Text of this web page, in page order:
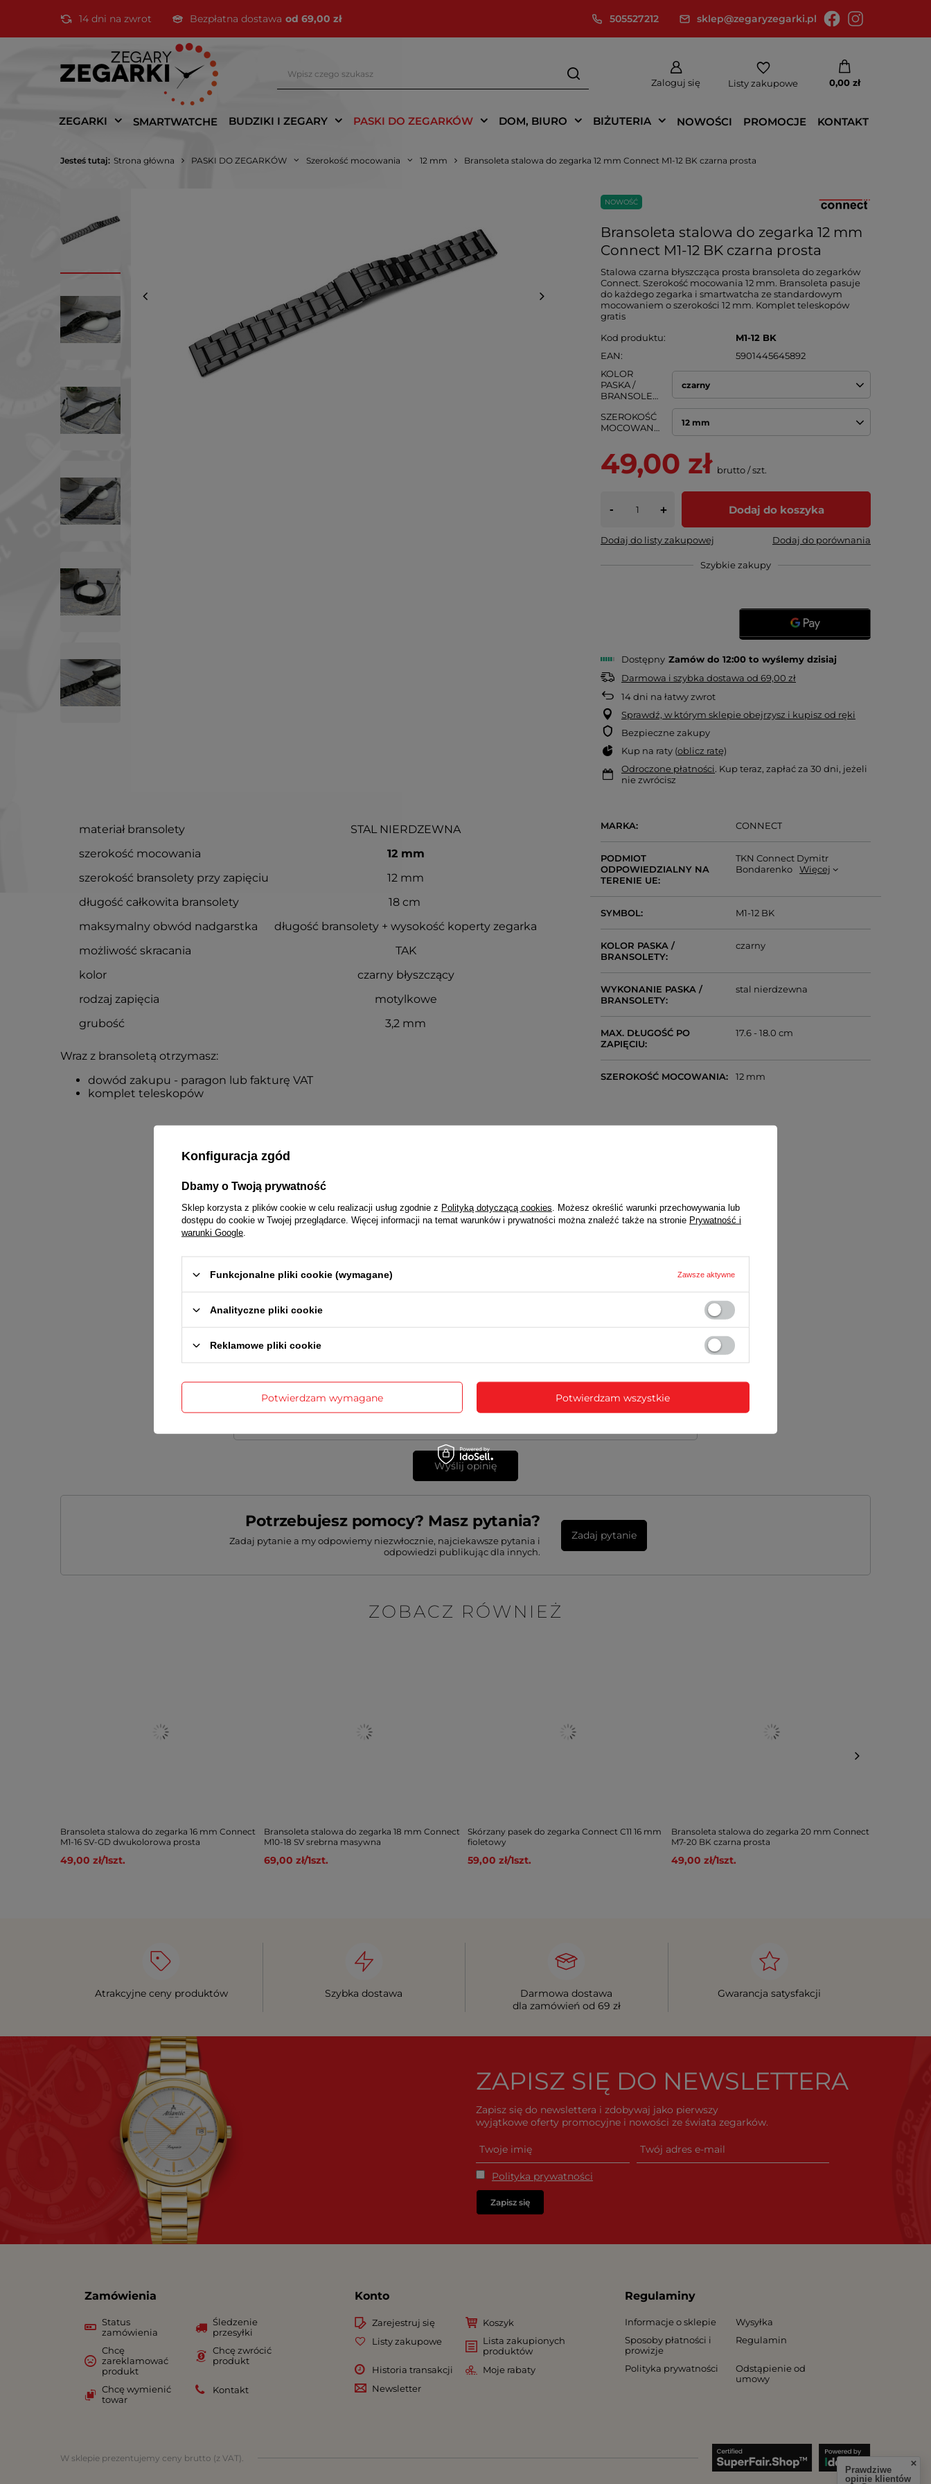
14 dni na zwrot Bezpłatna dostawa od 69,00 zł 505527212 sklep@zegaryzegarki.pl
Zaloguj się Listy zakupowe 0,00 zł
ZEGARKI SMARTWATCHE BUDZIKI I ZEGARY PASKI DO ZEGARKÓW DOM, BIURO BIŻUTERIA NOWOŚCI PROMOCJE KONTAKT
Jesteś tutaj: Strona główna PASKI DO ZEGARKÓW Szerokość mocowania 12 mm Bransoleta stalowa do zegarka 12 mm Connect M1-12 BK czarna prosta
NOWOŚĆ
Bransoleta stalowa do zegarka 12 mm
Connect M1-12 BK czarna prosta
Stalowa czarna błyszcząca prosta bransoleta do zegarków
Connect. Szerokość mocowania 12 mm. Bransoleta pasuje
do każdego zegarka i smartwatcha ze standardowym
mocowaniem o szerokości 12 mm. Komplet teleskopów
gratis
Kod produktu
M1-12 BK
EAN
5901445645892
KOLOR
PASKA /
BRANSOLETY
czarny
SZEROKOŚĆ
MOCOWANIA
12 mm
49,00 zł brutto/szt.
- + Dodaj do koszyka
Dodaj do listy zakupowej Dodaj do porównania
Szybkie zakupy
Dostępny Zamów do12:00 to wyślemy dzisiaj
Darmowa i szybka dostawa od69,00 zł
14dni na łatwy zwrot
Sprawdź, w którym sklepie obejrzysz i kupisz od ręki
Bezpieczne zakupy
Kup na raty (oblicz ratę)
Odroczone płatności. Kup teraz, zapłać za 30 dni, jeżeli
nie zwrócisz
materiał bransolety
STAL NIERDZEWNA
szerokość mocowania
12 mm
szerokość bransolety przy zapięciu
12 mm
długość całkowita bransolety
18 cm
maksymalny obwód nadgarstka
długość bransolety + wysokość koperty zegarka
możliwość skracania
TAK
kolor
czarny błyszczący
rodzaj zapięcia
motylkowe
grubość
3,2 mm
Wraz z bransoletą otrzymasz:
dowód zakupu - paragon lub fakturę VAT
komplet teleskopów
MARKA CONNECT
PODMIOT
ODPOWIEDZIALNY NA
TERENIE UE
TKN Connect Dymitr
Bondarenko
Więcej
SYMBOL M1-12 BK
KOLOR PASKA /
BRANSOLETY
czarny
WYKONANIE PASKA /
BRANSOLETY
stal nierdzewna
MAX. DŁUGOŚĆ PO
ZAPIĘCIU
17.6 - 18.0 cm
SZEROKOŚĆ MOCOWANIA 12 mm
Wyślij opinię
Potrzebujesz pomocy? Masz pytania?
Zadaj pytanie a my odpowiemy niezwłocznie, najciekawsze pytania i
odpowiedzi publikując dla innych.
Zadaj pytanie
ZOBACZ RÓWNIEŻ
Bransoleta stalowa do zegarka 16 mm Connect
M1-16 SV-GD dwukolorowa prosta
49,00 zł/1szt.
Bransoleta stalowa do zegarka 18 mm Connect
M10-18 SV srebrna masywna
69,00 zł/1szt.
Skórzany pasek do zegarka Connect C11 16 mm
fioletowy
59,00 zł/1szt.
Bransoleta stalowa do zegarka 20 mm Connect
M7-20 BK czarna prosta
49,00 zł/1szt.
Atrakcyjne ceny produktów Szybka dostawa
Darmowa dostawa
dla zamówień od 69 zł
Gwarancja satysfakcji
ZAPISZ SIĘ DO NEWSLETTERA
Zapisz się do newslettera i zdobywaj jako pierwszy
wyjątkowe oferty promocyjne i nowości ze świata zegarków.
Polityka prywatności
Zapisz się
Zamówienia
Status
zamówienia
Śledzenie
przesyłki
Chcę
zareklamować
produkt
Chcę zwrócić
produkt
Chcę wymienić
towar
Kontakt
Konto
Zarejestruj się
Koszyk
Listy zakupowe
Lista zakupionych
produktów
Historia transakcji
Moje rabaty
Newsletter
Regulaminy
Informacje o sklepie
Wysyłka
Sposoby płatności i
prowizje
Regulamin
Polityka prywatności
Odstąpienie od
umowy
W sklepie prezentujemy ceny brutto (z VAT).
Prawdziwe
opinie klientów
Konfiguracja zgód
Dbamy o Twoją prywatność
Sklep korzysta z plików cookie w celu realizacji usług zgodnie z Polityką dotyczącą cookies . Możesz określić warunki przechowywania lub
dostępu do cookie w Twojej przeglądarce. Więcej informacji na temat warunków i prywatności można znaleźć także na stronie Prywatność i
warunki Google
Funkcjonalne pliki cookie (wymagane) Zawsze aktywne
Analityczne pliki cookie
Reklamowe pliki cookie
Potwierdzam wymagane Potwierdzam wszystkie